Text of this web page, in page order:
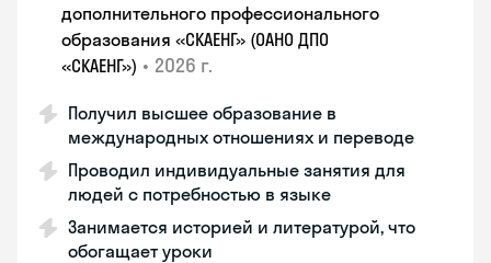
дополнительного профессионального
образования «СКАЕНГ» (ОАНО ДПО
«СКАЕНГ») • 2026 г.
Получил высшее образование в
международных отношениях и переводе
Проводил индивидуальные занятия для
людей с потребностью в языке
Занимается историей и литературой, что
обогащает уроки